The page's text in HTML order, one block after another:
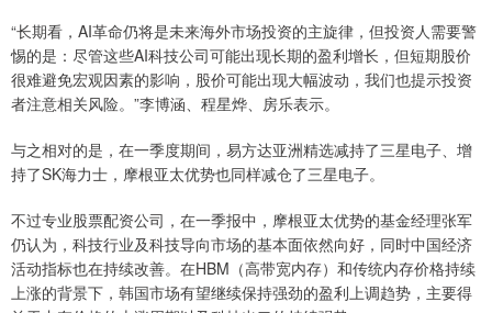
“长期看，AI革命仍将是未来海外市场投资的主旋律，但投资人需要警
惕的是：尽管这些AI科技公司可能出现长期的盈利增长，但短期股价
很难避免宏观因素的影响，股价可能出现大幅波动，我们也提示投资
者注意相关风险。”李博涵、程星烨、房乐表示。
与之相对的是，在一季度期间，易方达亚洲精选减持了三星电子、增
持了SK海力士，摩根亚太优势也同样减仓了三星电子。
不过专业股票配资公司，在一季报中，摩根亚太优势的基金经理张军
仍认为，科技行业及科技导向市场的基本面依然向好，同时中国经济
活动指标也在持续改善。在HBM（高带宽内存）和传统内存价格持续
上涨的背景下，韩国市场有望继续保持强劲的盈利上调趋势，主要得